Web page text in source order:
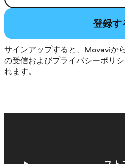
登録す
サインアップすると、Movaviか
の受信およびプライバシーポリシ
れます。